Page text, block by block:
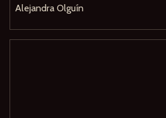
Alejandra Olguín